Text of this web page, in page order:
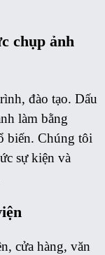
chụp ảnh
đào tạo. Dấu
làm bằng
biến. Chúng tôi
sự kiện và
cửa hàng, văn